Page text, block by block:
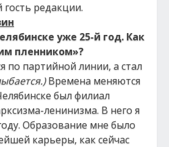
редакции.
уже 25-й год. Как
пленником»?
по партийной линии, а стал
Времена меняются
был филиал
ленинизма. В него я
Образование мне было
карьеры, как сейчас